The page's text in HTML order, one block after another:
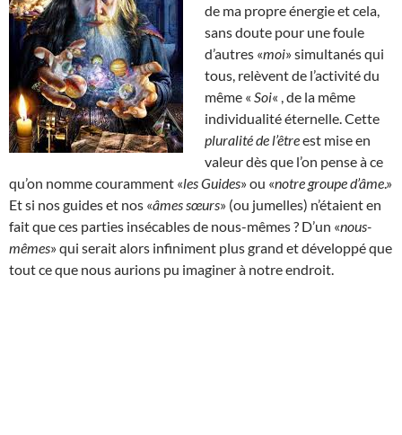
de ma propre énergie et cela,
sans doute pour une foule
d’autres «moi» simultanés qui
tous, relèvent de l’activité du
même « Soi« , de la même
individualité éternelle. Cette
pluralité de l’êtreest mise en
valeur dès que l’on pense à ce
qu’on nomme couramment «les Guides» ou «notre groupe d’âme.»
Et si nos guides et nos «âmes sœurs» (ou jumelles) n’étaient en
fait que ces parties insécables de nous-mêmes ? D’un «nous-
mêmes» qui serait alors infiniment plus grand et développé que
tout ce que nous aurions pu imaginer à notre endroit.